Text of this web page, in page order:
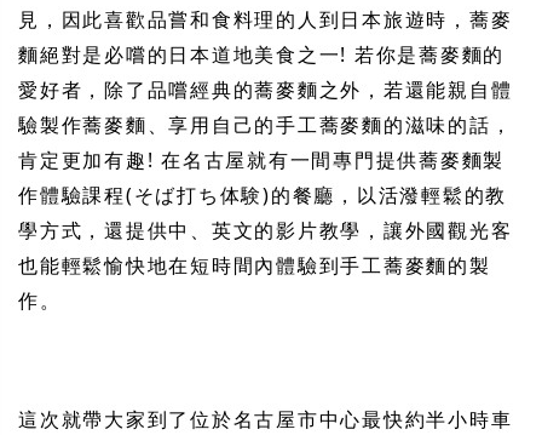
見，因此喜歡品嘗和食料理的人到日本旅遊時，蕎麥
麵絕對是必嚐的日本道地美食之一! 若你是蕎麥麵的
愛好者，除了品嚐經典的蕎麥麵之外，若還能親自體
驗製作蕎麥麵、享用自己的手工蕎麥麵的滋味的話，
肯定更加有趣! 在名古屋就有一間專門提供蕎麥麵製
作體驗課程(そば打ち体験)的餐廳，以活潑輕鬆的教
學方式，還提供中、英文的影片教學，讓外國觀光客
也能輕鬆愉快地在短時間內體驗到手工蕎麥麵的製
作。
這次就帶大家到了位於名古屋市中心最快約半小時車